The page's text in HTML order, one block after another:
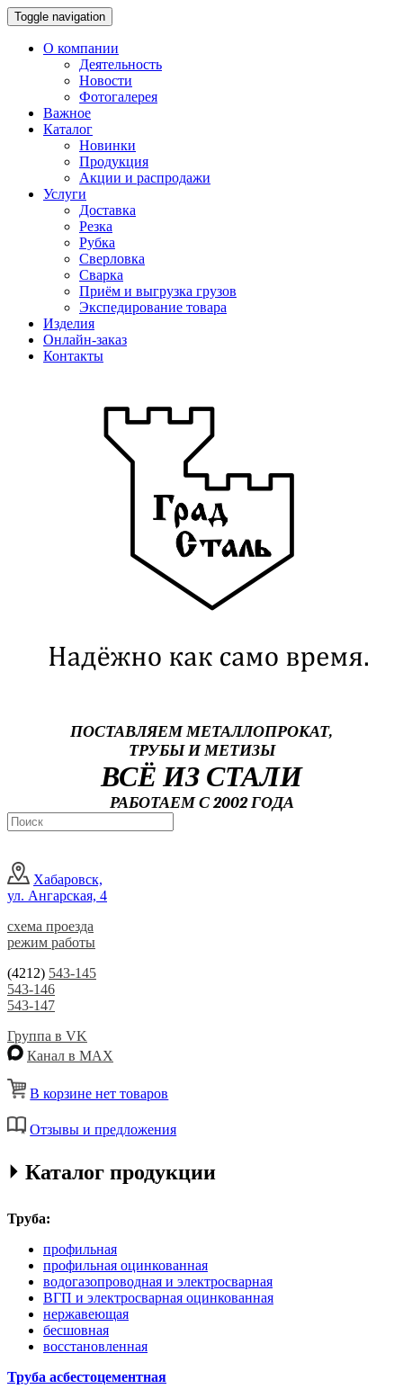
Toggle navigation
О компании
Деятельность
Новости
Фотогалерея
Важное
Каталог
Новинки
Продукция
Акции и распродажи
Услуги
Доставка
Резка
Рубка
Сверловка
Сварка
Приём и выгрузка грузов
Экспедирование товара
Изделия
Онлайн-заказ
Контакты
ПОСТАВЛЯЕМ МЕТАЛЛОПРОКАТ,
ТРУБЫ И МЕТИЗЫ
ВСЁ ИЗ СТАЛИ
РАБОТАЕМ С 2002 ГОДА
Хабаровск,
ул. Ангарская, 4
схема проезда
режим работы
(4212) 543-145
543-146
543-147
Группа в VK
Канал в MAX
В корзине нет товаров
Отзывы и предложения
⏵ Каталог продукции
Труба:
профильная
профильная оцинкованная
водогазопроводная и электросварная
ВГП и электросварная оцинкованная
нержавеющая
бесшовная
восстановленная
Труба асбестоцементная